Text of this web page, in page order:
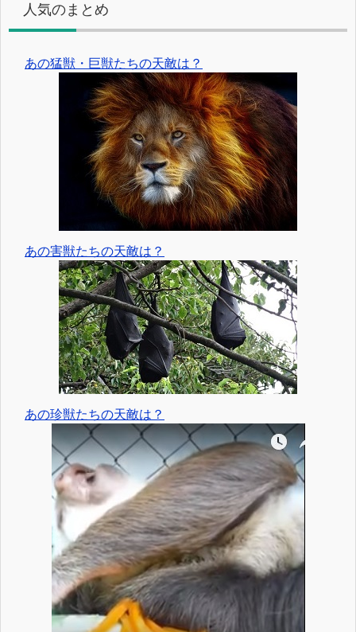
人気のまとめ
あの猛獣・巨獣たちの天敵は？
あの害獣たちの天敵は？
あの珍獣たちの天敵は？